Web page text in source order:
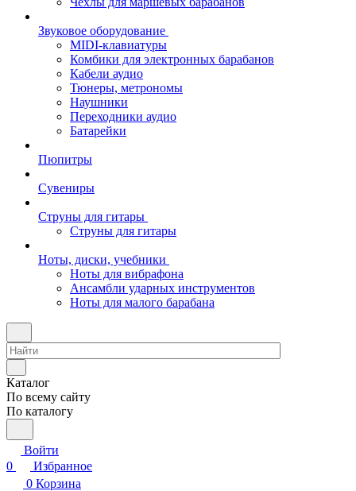
Звуковое оборудование
MIDI-клавиатуры
Комбики для электронных барабанов
Кабели аудио
Тюнеры, метрономы
Наушники
Переходники аудио
Батарейки
Пюпитры
Сувениры
Струны для гитары
Струны для гитары
Ноты, диски, учебники
Ноты для вибрафона
Ансамбли ударных инструментов
Ноты для малого барабана
Каталог
По всему сайту
По каталогу
Войти
0
Избранное
0 Корзина